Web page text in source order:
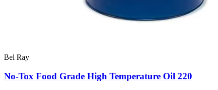
Bel Ray
No-Tox Food Grade High Temperature Oil 220